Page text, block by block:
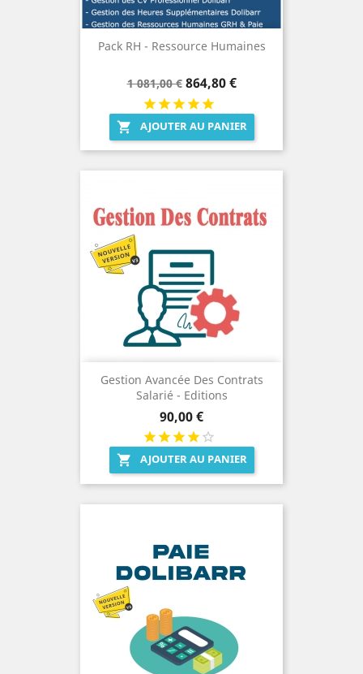
Pack RH - Ressource Humaines
Prix
base
1 081,00 € Prix
864,80 €
 AJOUTER AU PANIER
Gestion Avancée Des Contrats
Salarié - Editions
Prix
90,00 €
 AJOUTER AU PANIER